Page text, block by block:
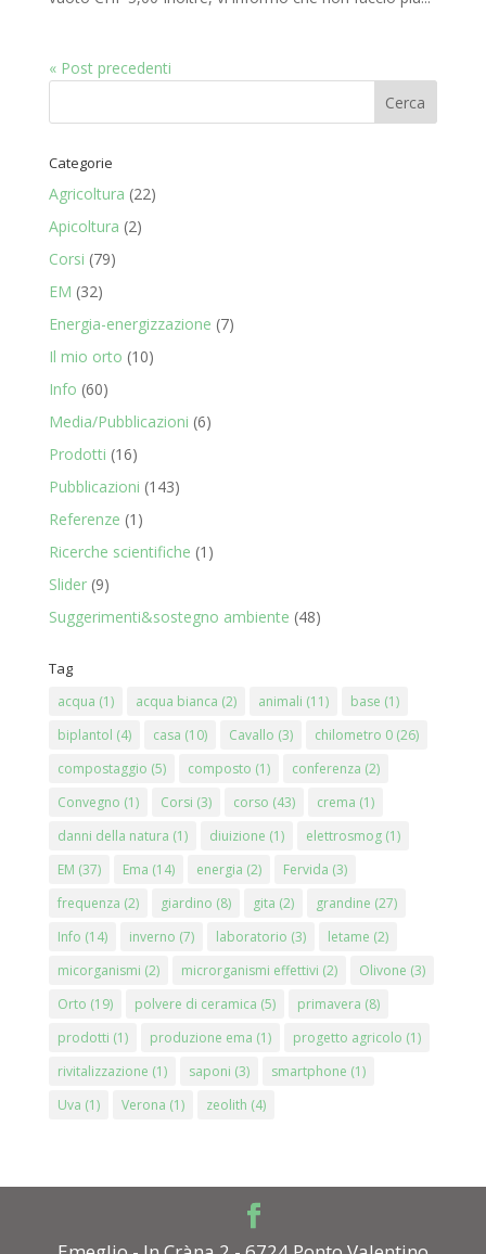
« Post precedenti
Categorie
Agricoltura (22)
Apicoltura (2)
Corsi (79)
EM (32)
Energia-energizzazione (7)
Il mio orto (10)
Info (60)
Media/Pubblicazioni (6)
Prodotti (16)
Pubblicazioni (143)
Referenze (1)
Ricerche scientifiche (1)
Slider(9)
Suggerimenti&sostegno ambiente (48)
Tag
acqua (1) acqua bianca (2) animali (11) base (1)
biplantol (4) casa (10) Cavallo (3) chilometro 0(26)
compostaggio (5) composto (1) conferenza (2)
Convegno (1) Corsi (3) corso (43) crema (1)
danni della natura (1) diuizione (1) elettrosmog(1)
EM (37) Ema (14) energia (2) Fervida (3)
frequenza (2) giardino (8) gita (2) grandine (27)
Info (14) inverno (7) laboratorio (3) letame (2)
micorganismi (2) microrganismi effettivi (2) Olivone (3)
Orto (19) polvere di ceramica (5) primavera (8)
prodotti (1) produzione ema (1) progetto agricolo (1)
rivitalizzazione (1) saponi (3) smartphone (1)
Uva (1) Verona (1) zeolith (4)